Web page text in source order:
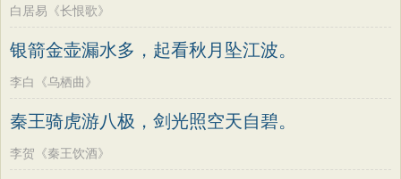
白居易《长恨歌》
银箭金壶漏水多，起看秋月坠江波。
李白《乌栖曲》
秦王骑虎游八极，剑光照空天自碧。
李贺《秦王饮酒》